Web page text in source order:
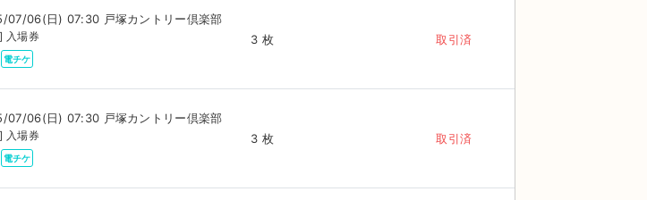
07/06(日) 07:30 戸塚カントリー倶楽部
入場券
電チケ
3 枚 取引済
07/06(日) 07:30 戸塚カントリー倶楽部
入場券
電チケ
3 枚 取引済